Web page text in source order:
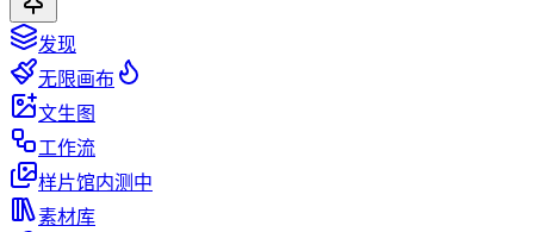
发现
无限画布
文生图
工作流
样片馆内测中
素材库